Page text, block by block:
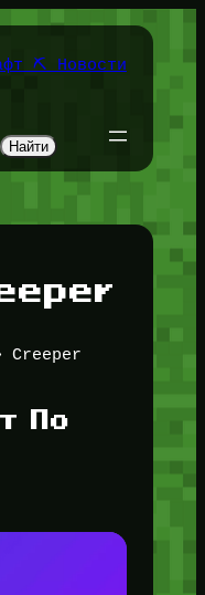
⛏️ Новости
Найти
Creeper
По